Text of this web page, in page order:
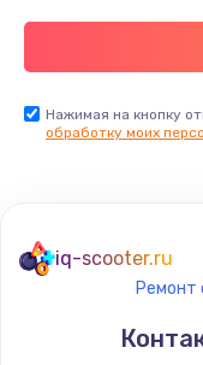
Нажимая на кнопку
обработку моих
iq-scooter.ru
Ремонт